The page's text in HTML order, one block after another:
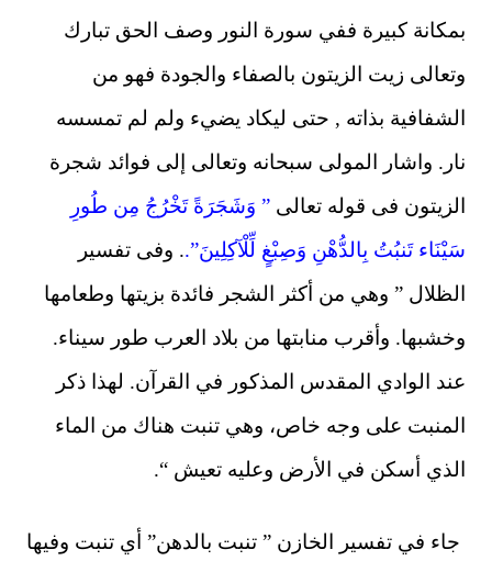
بمكانة كبيرة ففي سورة النور وصف الحق تبارك
وتعالى زيت الزيتون بالصفاء والجودة فهو من
الشفافية بذاته , حتى ليكاد يضيء ولم لم تمسسه
نار. واشار المولى سبحانه وتعالى إلى فوائد شجرة
الزيتون فى قوله تعالى ” وَشَجَرَةً تَخْرُجُ مِن طُورِ
سَيْنَاء تَنبُتُ بِالدُّهْنِ وَصِبْغٍ لِّلْآكِلِينَ”.. وفى تفسير
الظلال ” وهي من أكثر الشجر فائدة بزيتها وطعامها
وخشبها. وأقرب منابتها من بلاد العرب طور سيناء.
عند الوادي المقدس المذكور في القرآن. لهذا ذكر
المنبت على وجه خاص، وهي تنبت هناك من الماء
الذي أسكن في الأرض وعليه تعيش “.
جاء في تفسير الخازن ” تنبت بالدهن” أي تنبت وفيها